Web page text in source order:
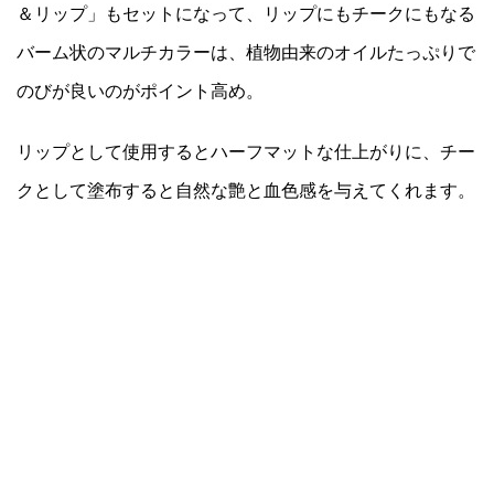
＆リップ」もセットになって、リップにもチークにもなる
バーム状のマルチカラーは、植物由来のオイルたっぷりで
のびが良いのがポイント高め。
リップとして使用するとハーフマットな仕上がりに、チー
クとして塗布すると自然な艶と血色感を与えてくれます。